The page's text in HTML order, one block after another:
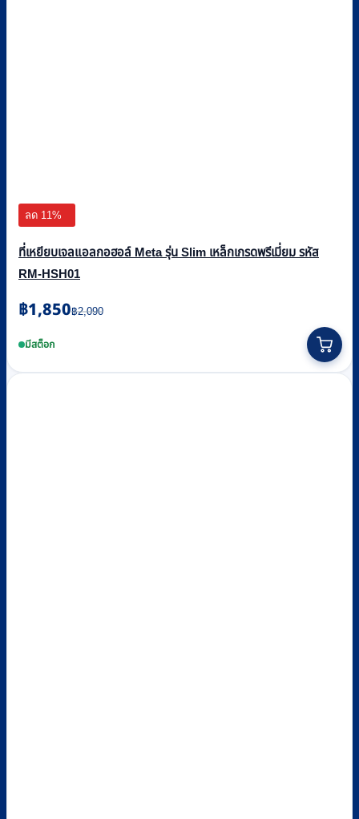
ลด 11%
ที่เหยียบเจลแอลกอฮอล์ Meta รุ่น Slim เหล็กเกรดพรีเมี่ยม รหัส
RM-HSH01
฿2,090
Original
price
was:
฿1,850
Current
price
is:มีสต็อก